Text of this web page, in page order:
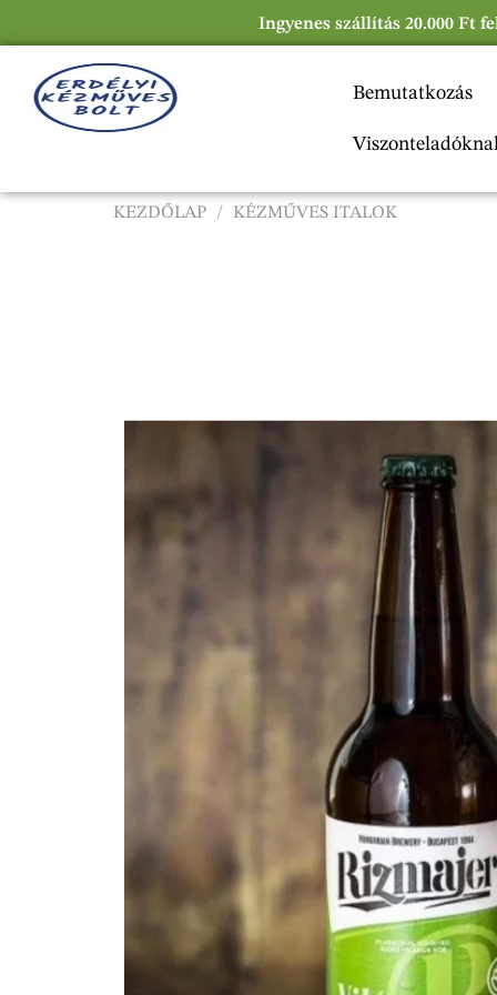
Ingyenes szállítás 20.000 Ft
Bemutatkozás
KEZDŐLAP / KÉZMŰVES ITALOK